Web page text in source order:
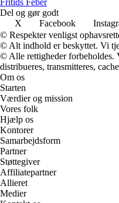
Del og gør godt
X
Facebook
© Respekter venligst
© Alt indhold er beskyttet. Vi
© Alle rettigheder forbeholdes.
distribueres, transmitteres,
Om os
Starten
Værdier og mission
Vores folk
Hjælp os
Kontorer
Samarbejdsform
Partner
Støttegiver
Affiliatepartner
Allieret
Medier